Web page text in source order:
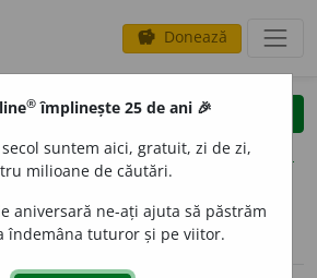
savings Donează
clear
opțiuni
volume_up (22)
® împlinește 25 de ani 🎉
suntem aici, gratuit, zi de zi,
milioane de căutări.
aniversară ne-ați ajuta să păstrăm
îndemâna tuturor și pe viitor.